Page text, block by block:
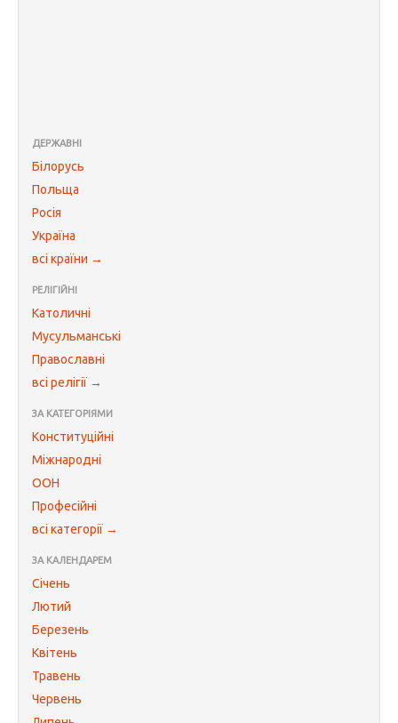
ДЕРЖАВНІ
Білорусь
Польща
Росія
Україна
всі країни →
РЕЛІГІЙНІ
Католичні
Мусульманські
Православні
всі релігії →
ЗА КАТЕГОРІЯМИ
Конституційні
Міжнародні
ООН
Професійні
всі категорії →
ЗА КАЛЕНДАРЕМ
Січень
Лютий
Березень
Квітень
Травень
Червень